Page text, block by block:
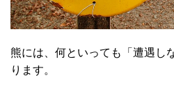
熊には、何といっても「遭遇し
ります。